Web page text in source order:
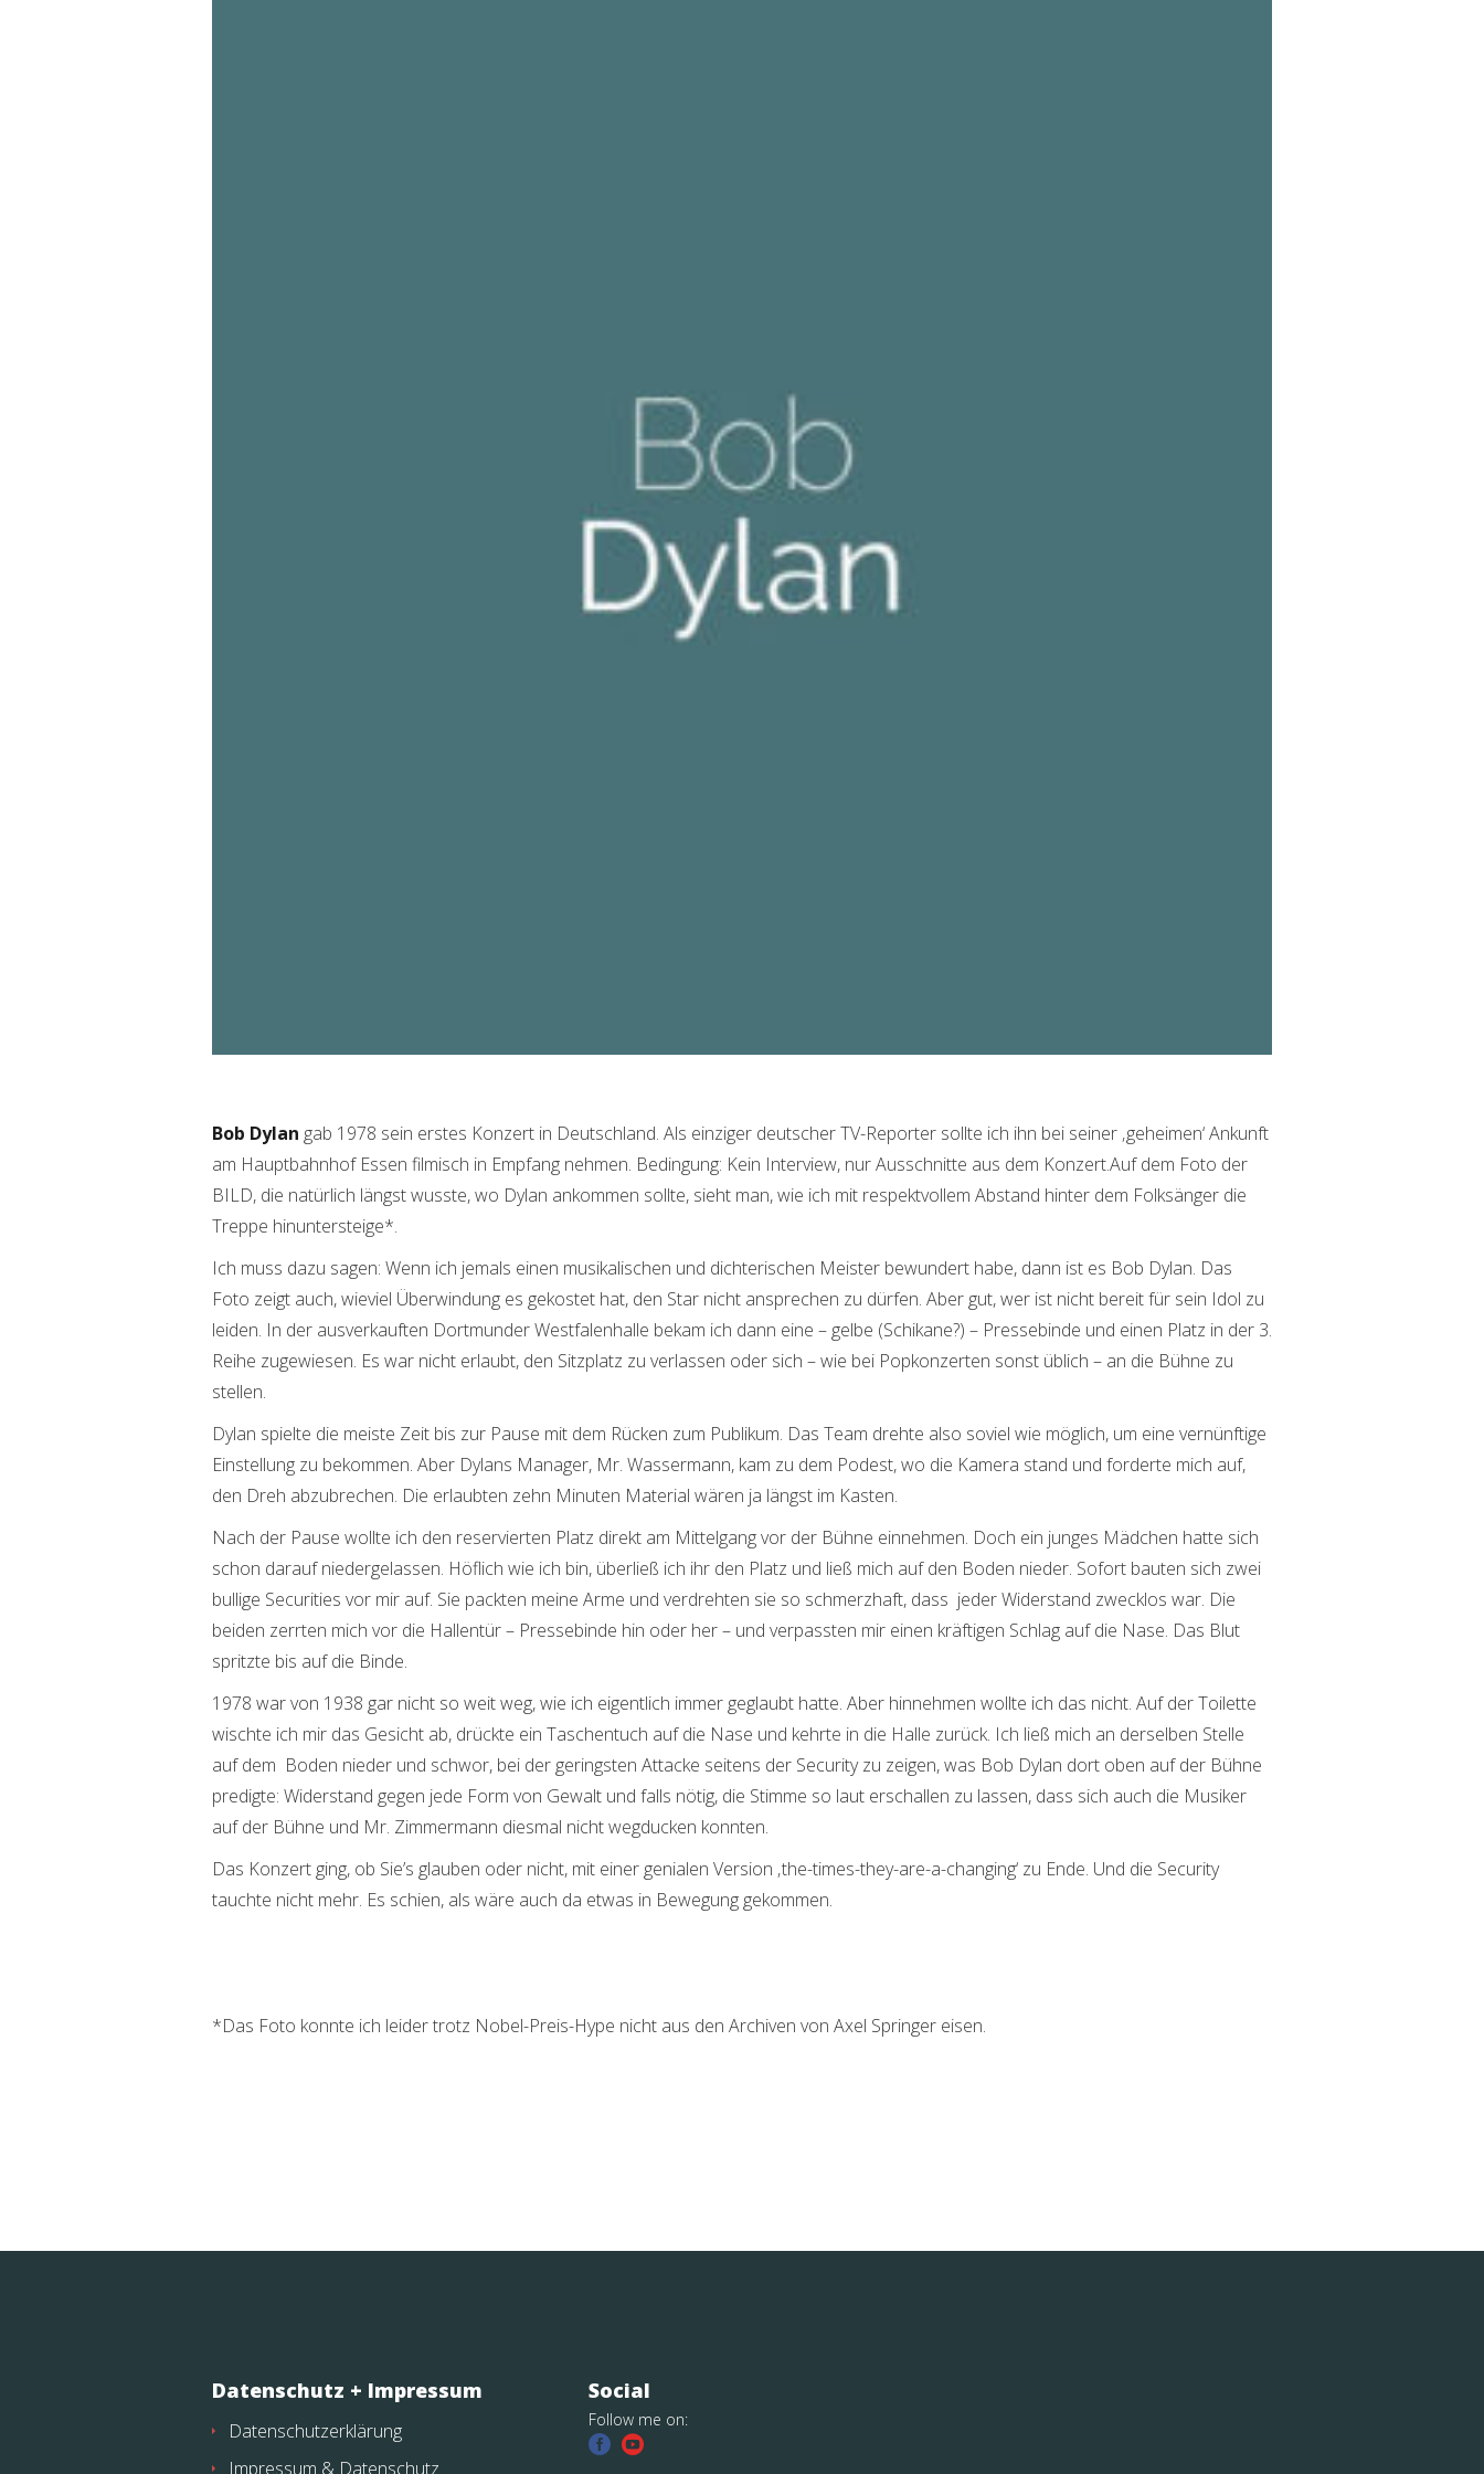
Bob Dylan gab 1978 sein erstes Konzert in Deutschland. Als einziger deutscher TV-Reporter sollte ich ihn bei seiner ‚geheimen‘ Ankunft
am Hauptbahnhof Essen filmisch in Empfang nehmen. Bedingung: Kein Interview, nur Ausschnitte aus dem Konzert.Auf dem Foto der
BILD, die natürlich längst wusste, wo Dylan ankommen sollte, sieht man, wie ich mit respektvollem Abstand hinter dem Folksänger die
Treppe hinuntersteige*.
Ich muss dazu sagen: Wenn ich jemals einen musikalischen und dichterischen Meister bewundert habe, dann ist es Bob Dylan. Das
Foto zeigt auch, wieviel Überwindung es gekostet hat, den Star nicht ansprechen zu dürfen. Aber gut, wer ist nicht bereit für sein Idol zu
leiden. In der ausverkauften Dortmunder Westfalenhalle bekam ich dann eine – gelbe (Schikane?) – Pressebinde und einen Platz in der 3.
Reihe zugewiesen. Es war nicht erlaubt, den Sitzplatz zu verlassen oder sich – wie bei Popkonzerten sonst üblich – an die Bühne zu
stellen.
Dylan spielte die meiste Zeit bis zur Pause mit dem Rücken zum Publikum. Das Team drehte also soviel wie möglich, um eine vernünftige
Einstellung zu bekommen. Aber Dylans Manager, Mr. Wassermann, kam zu dem Podest, wo die Kamera stand und forderte mich auf,
den Dreh abzubrechen. Die erlaubten zehn Minuten Material wären ja längst im Kasten.
Nach der Pause wollte ich den reservierten Platz direkt am Mittelgang vor der Bühne einnehmen. Doch ein junges Mädchen hatte sich
schon darauf niedergelassen. Höflich wie ich bin, überließ ich ihr den Platz und ließ mich auf den Boden nieder. Sofort bauten sich zwei
bullige Securities vor mir auf. Sie packten meine Arme und verdrehten sie so schmerzhaft, dass jeder Widerstand zwecklos war. Die
beiden zerrten mich vor die Hallentür – Pressebinde hin oder her – und verpassten mir einen kräftigen Schlag auf die Nase. Das Blut
spritzte bis auf die Binde.
1978 war von 1938 gar nicht so weit weg, wie ich eigentlich immer geglaubt hatte. Aber hinnehmen wollte ich das nicht. Auf der Toilette
wischte ich mir das Gesicht ab, drückte ein Taschentuch auf die Nase und kehrte in die Halle zurück. Ich ließ mich an derselben Stelle
auf dem Boden nieder und schwor, bei der geringsten Attacke seitens der Security zu zeigen, was Bob Dylan dort oben auf der Bühne
predigte: Widerstand gegen jede Form von Gewalt und falls nötig, die Stimme so laut erschallen zu lassen, dass sich auch die Musiker
auf der Bühne und Mr. Zimmermann diesmal nicht wegducken konnten.
Das Konzert ging, ob Sie’s glauben oder nicht, mit einer genialen Version ‚the-times-they-are-a-changing‘ zu Ende. Und die Security
tauchte nicht mehr. Es schien, als wäre auch da etwas in Bewegung gekommen.
*Das Foto konnte ich leider trotz Nobel-Preis-Hype nicht aus den Archiven von Axel Springer eisen.
Datenschutz + Impressum
Datenschutzerklärung
Impressum & Datenschutz
Social
Follow me on: